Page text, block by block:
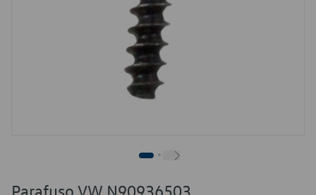
Parafuso VW N90936503